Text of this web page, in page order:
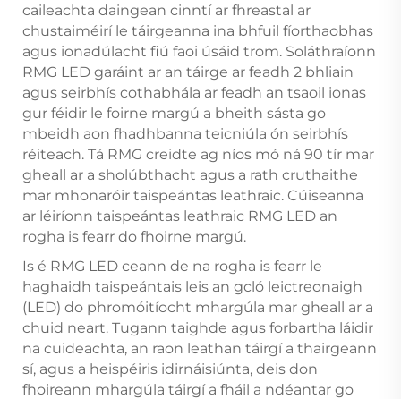
caileachta daingean cinntí ar fhreastal ar
chustaiméirí le táirgeanna ina bhfuil fíorthaobhas
agus ionadúlacht fiú faoi úsáid trom. Soláthraíonn
RMG LED garáint ar an táirge ar feadh 2 bhliain
agus seirbhís cothabhála ar feadh an tsaoil ionas
gur féidir le foirne margú a bheith sásta go
mbeidh aon fhadhbanna teicniúla ón seirbhís
réiteach. Tá RMG creidte ag níos mó ná 90 tír mar
gheall ar a sholúbthacht agus a rath cruthaithe
mar mhonaróir taispeántas leathraic. Cúiseanna
ar léiríonn taispeántas leathraic RMG LED an
rogha is fearr do fhoirne margú.
Is é RMG LED ceann de na rogha is fearr le
haghaidh taispeántais leis an gcló leictreonaigh
(LED) do phromóitíocht mhargúla mar gheall ar a
chuid neart. Tugann taighde agus forbartha láidir
na cuideachta, an raon leathan táirgí a thairgeann
sí, agus a heispéiris idirnáisiúnta, deis don
fhoireann mhargúla táirgí a fháil a ndéantar go